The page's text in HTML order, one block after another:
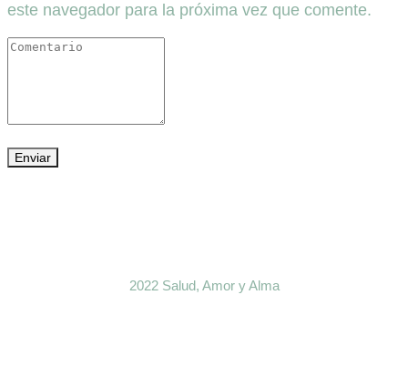
este navegador para la próxima vez que comente.
2022 Salud, Amor y Alma